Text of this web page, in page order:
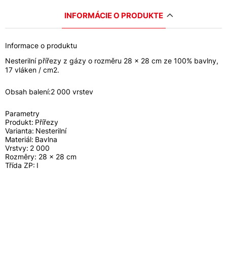
INFORMÁCIE O PRODUKTE
Informace o produktu
Nesterilní přířezy z gázy o rozměru 28 x 28 cm ze 100% bavlny,
17 vláken / cm2.
Obsah balení:2 000 vrstev
Parametry
Produkt: Přířezy
Varianta: Nesterilní
Materiál: Bavlna
Vrstvy: 2 000
Rozměry: 28 x 28 cm
Třída ZP: I